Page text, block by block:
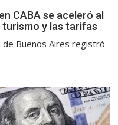
CABA se aceleró al
turismo y las tarifas
de Buenos Aires registró